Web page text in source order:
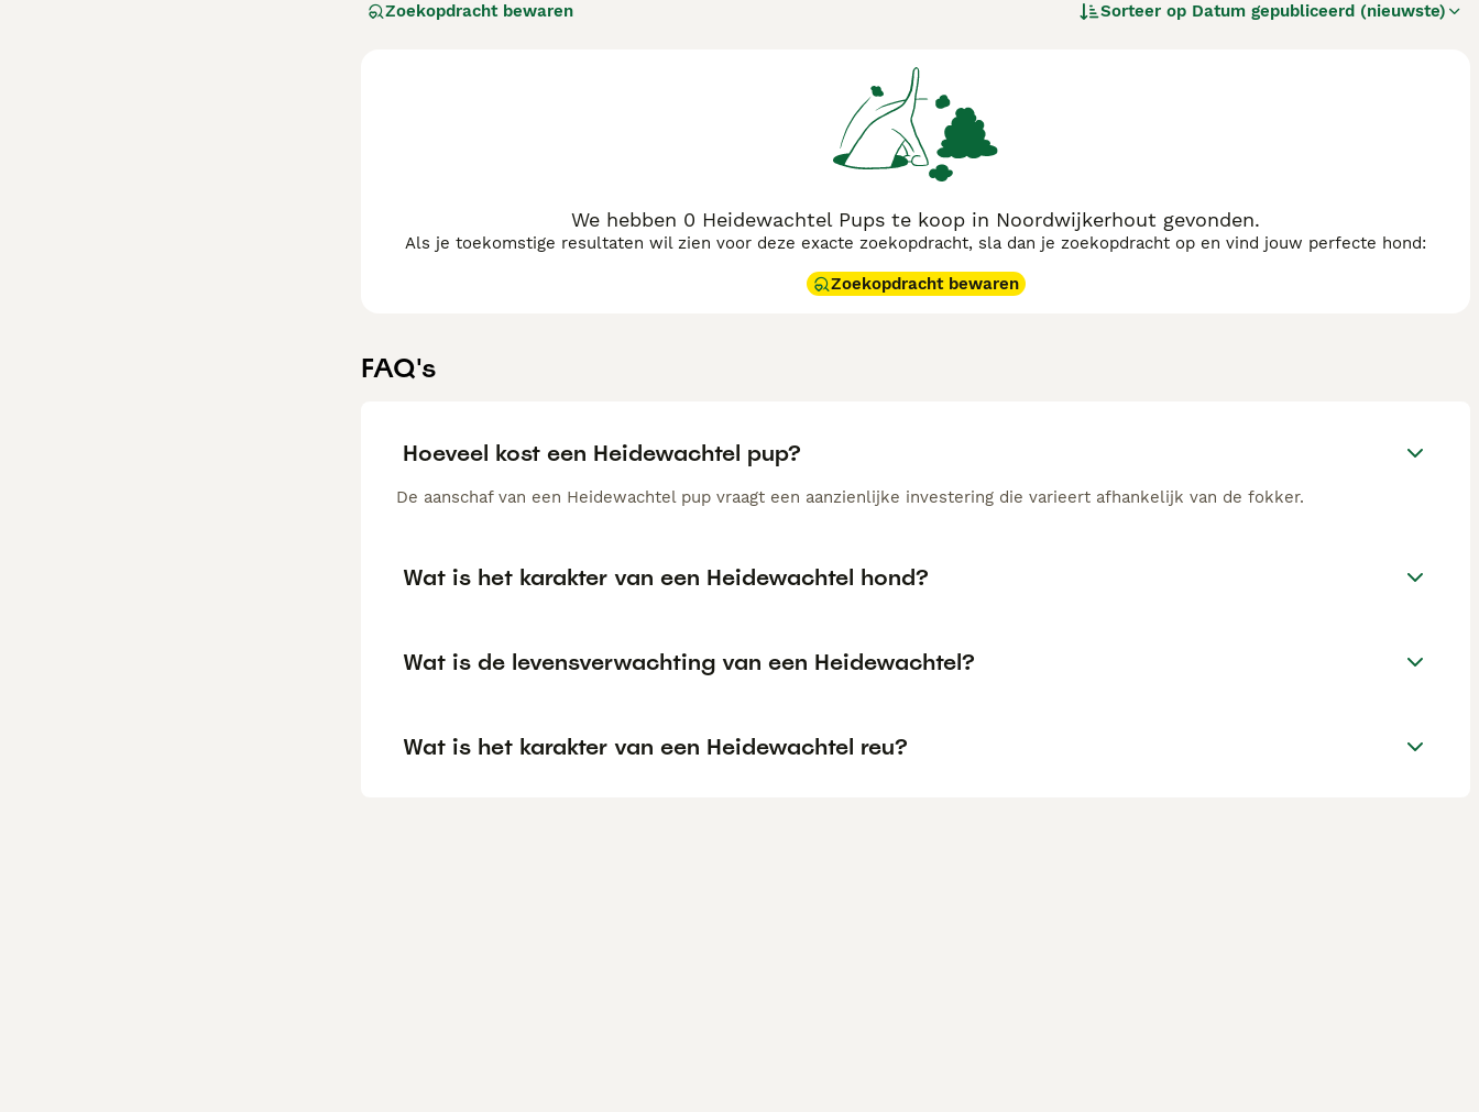
het gezin. Belangrijk is wel dat deze van nature energieke hond voldoende lichaamsbeweging krijgt.
Zoekopdracht bewaren Sorteer op Datum gepubliceerd (nieuwste)
We hebben 0 Heidewachtel Pups te koop in Noordwijkerhout gevonden.
Als je toekomstige resultaten wil zien voor deze exacte zoekopdracht, sla dan je zoekopdracht op en vind jouw perfecte hond:
Zoekopdracht bewaren
FAQ's
Hoeveel kost een Heidewachtel pup?
De aanschaf van een Heidewachtel pup vraagt een aanzienlijke investering die varieert afhankelijk van de fokker.
Wat is het karakter van een Heidewachtel hond?
Wat is de levensverwachting van een Heidewachtel?
Wat is het karakter van een Heidewachtel reu?